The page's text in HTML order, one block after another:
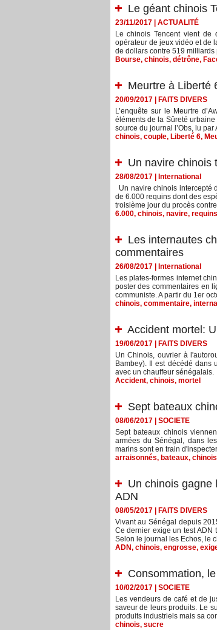
Le géant chinois
23/11/2017| ACTUALITÉ
Le chinois Tencent vient
opérateur de jeux vidéo et de
de dollars contre 519 milliards
Bourse, chinois, détrône,
Meurtre à Liberté
20/09/2017|
FAITS DIVERS
L’enquête sur le Meurtre
éléments de la Sûreté
source du journal l’Obs, lu
chinois, couple, Liberté 6,
Un navire chinois
28/08/2017|
International
Un navire chinois intercepté
de 6.000 requins dont des
troisième jour du procès
6.000, chinois, navire, requins
Les internautes
commentaires
26/08/2017|
International
Les plates-formes internet
poster des commentaires en
communiste. A partir du 1er
chinois, commentaire,
Accident mortel:
19/06/2017|
FAITS DIVERS
Un Chinois, ouvrier à
Bambey). Il est décédé dans
avec un chauffeur
Accident, chinois, mortel
Sept bateaux
08/06/2017| SOCIETE
Sept bateaux chinois
armées du Sénégal, dans
marins sont en train
arraisonnés, bateaux, chinois
Un chinois gagne
ADN
08/05/2017|
FAITS DIVERS
Vivant au Sénégal depuis
Ce dernier exige un test ADN
Selon le journal les Echos, le
ADN, chinois, engrosse,
Consommation,
10/02/2017| SOCIETE
Les vendeurs de café et de
saveur de leurs produits. Le
produits industriels mais sa
chinois, sucre